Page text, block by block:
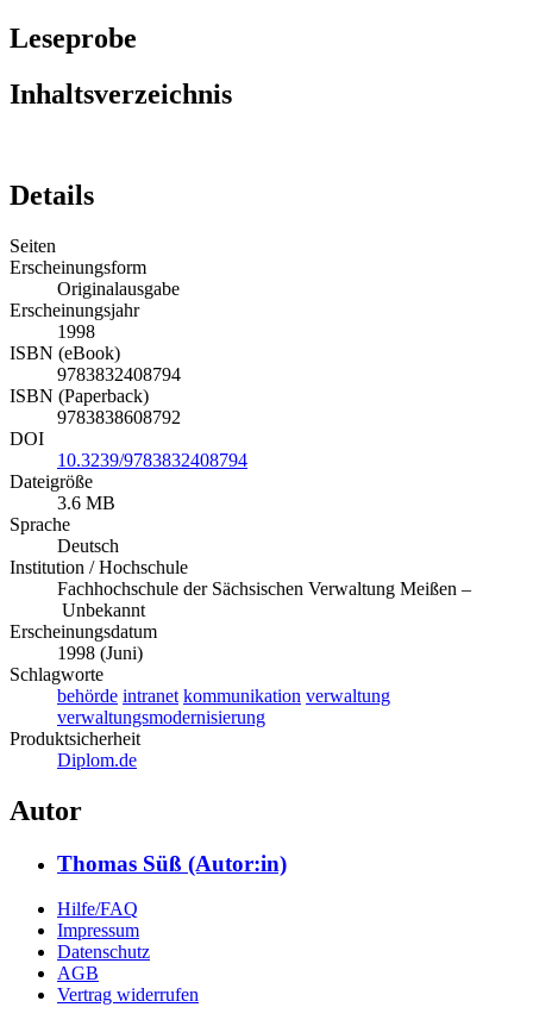
Leseprobe
Inhaltsverzeichnis
Details
Seiten
Erscheinungsform
Originalausgabe
Erscheinungsjahr
1998
ISBN (eBook)
9783832408794
ISBN (Paperback)
9783838608792
DOI
10.3239/9783832408794
Dateigröße
3.6 MB
Sprache
Deutsch
Institution / Hochschule
Fachhochschule der Sächsischen Verwaltung Meißen –
Unbekannt
Erscheinungsdatum
1998 (Juni)
Schlagworte
behörde intranet kommunikation verwaltung
verwaltungsmodernisierung
Produktsicherheit
Diplom.de
Autor
Thomas Süß (Autor:in)
Hilfe/FAQ
Impressum
Datenschutz
AGB
Vertrag widerrufen